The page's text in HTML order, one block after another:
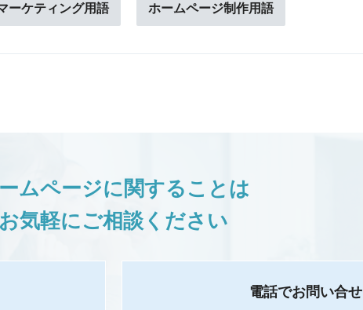
ーケティング用語 ホームページ制作用語
ムページに関することは
お気軽にご相談ください
電話でお問い合せ